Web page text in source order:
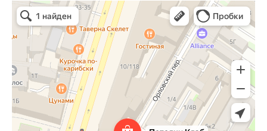
Потолки Клаб
Потолочные системы в Санкт‑Петербурге
Светильники в Санкт‑Петербурге